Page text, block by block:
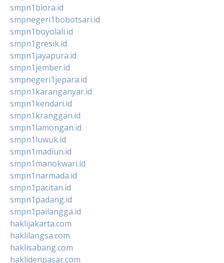
smpn1biora.id
smpnegeri1bobotsari.id
smpn1boyolali.id
smpn1gresik.id
smpn1jayapura.id
smpn1jember.id
smpnegeri1jepara.id
smpn1karanganyar.id
smpn1kendari.id
smpn1kranggan.id
smpn1lamongan.id
smpn1luwuk.id
smpn1madiun.id
smpn1manokwari.id
smpn1narmada.id
smpn1pacitan.id
smpn1padang.id
smpn1pailangga.id
haklijakarta.com
haklilangsa.com
haklisabang.com
haklidenpasar.com